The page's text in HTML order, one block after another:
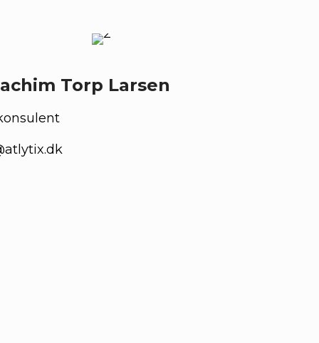
Torp Larsen